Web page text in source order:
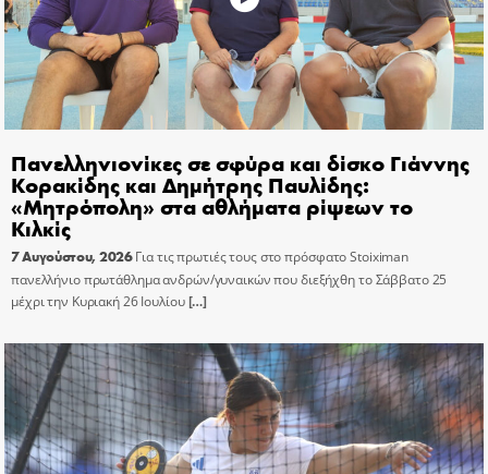
Πανελληνιονίκες σε σφύρα και δίσκο Γιάννης
Κορακίδης και Δημήτρης Παυλίδης:
«Μητρόπολη» στα αθλήματα ρίψεων το
Κιλκίς
7 Αυγούστου, 2026 Για τις πρωτιές τους στο πρόσφατο Stoiximan
πανελλήνιο πρωτάθλημα ανδρών/γυναικών που διεξήχθη το Σάββατο 25
μέχρι την Κυριακή 26 Ιουλίου[…]